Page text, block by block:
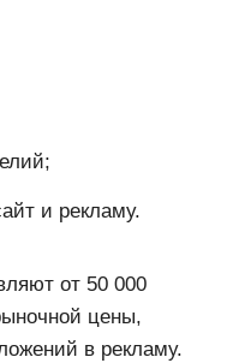
и рекламу.
от 50 000
цены,
в рекламу.